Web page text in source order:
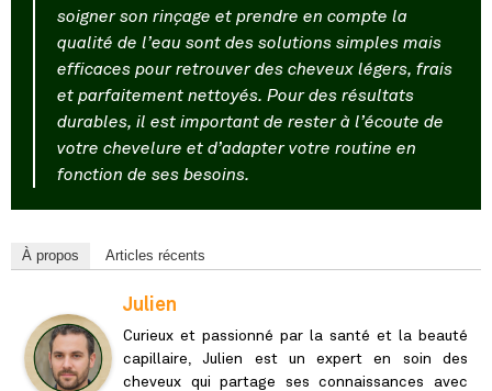
soigner son rinçage et prendre en compte la
qualité de l’eau sont des solutions simples mais
efficaces pour retrouver des cheveux légers, frais
et parfaitement nettoyés. Pour des résultats
durables, il est important de rester à l’écoute de
votre chevelure et d’adapter votre routine en
fonction de ses besoins.
À propos Articles récents
Julien
Curieux et passionné par la santé et la beauté
capillaire, Julien est un expert en soin des
cheveux qui partage ses connaissances avec